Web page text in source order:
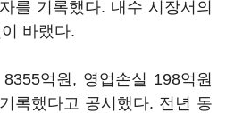
를 기록했다. 내수 시장서의
바랬다.
억원, 영업손실 198억원
록했다고 공시했다. 전년 동